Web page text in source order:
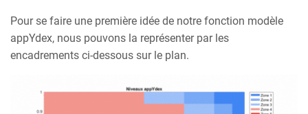
Pour se faire une première idée de notre fonction modèle
appYdex, nous pouvons la représenter par les
encadrements ci-dessous sur le plan.